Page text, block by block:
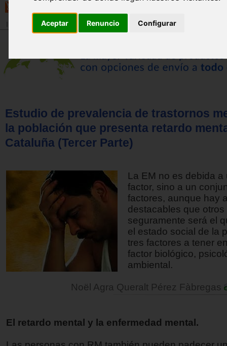
Aceptar Renuncio Configurar
Revista
Estudio de prevalencia de trastornos
la población que presenta retardo
Cataluña (Tercer Parte)
La EM no es debida a
factor, sino a un
factores, aunque hay
destacables que otros
seguramente será el
el estado social de la
tres factores a tener
factor biológico,
ambiental.
Noël Agra Queralt Pérez Fàbregas
El retardo mental y la enfermedad mental.